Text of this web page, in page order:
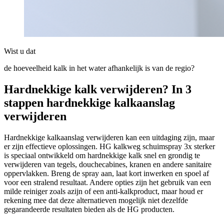
Wist u dat
de hoeveelheid kalk in het water afhankelijk is van de regio?
Hardnekkige kalk verwijderen? In 3
stappen hardnekkige kalkaanslag
verwijderen
Hardnekkige kalkaanslag verwijderen kan een uitdaging zijn, maar
er zijn effectieve oplossingen. HG kalkweg schuimspray 3x sterker
is speciaal ontwikkeld om hardnekkige kalk snel en grondig te
verwijderen van tegels, douchecabines, kranen en andere sanitaire
oppervlakken. Breng de spray aan, laat kort inwerken en spoel af
voor een stralend resultaat. Andere opties zijn het gebruik van een
milde reiniger zoals azijn of een anti-kalkproduct, maar houd er
rekening mee dat deze alternatieven mogelijk niet dezelfde
gegarandeerde resultaten bieden als de HG producten.